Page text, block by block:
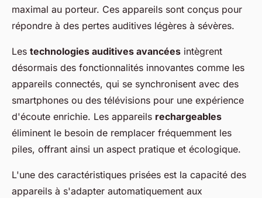
maximal au porteur. Ces appareils sont conçus pour
répondre à des pertes auditives légères à sévères.
Les technologies auditives avancées intègrent
désormais des fonctionnalités innovantes comme les
appareils connectés, qui se synchronisent avec des
smartphones ou des télévisions pour une expérience
d'écoute enrichie. Les appareils rechargeables
éliminent le besoin de remplacer fréquemment les
piles, offrant ainsi un aspect pratique et écologique.
L'une des caractéristiques prisées est la capacité des
appareils à s'adapter automatiquement aux